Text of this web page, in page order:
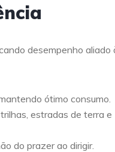
desempenho aliado
ótimo consumo.
estradas de terra e
do prazer ao dirigir.